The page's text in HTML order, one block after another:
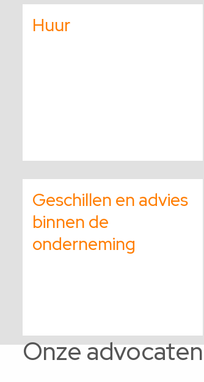
meer
overHuur
meer
over
Geschillen en advies
binnen de
onderneming
Lees
meer
Onze advocaten